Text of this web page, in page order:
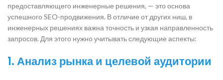
предоставляющего инженерные решения, — это основа
успешного SEO-продвижения. В отличие от других ниш, в
инженерных решениях важна точность и узкая направленность
запросов. Для этого нужно учитывать следующие аспекты:
1.Анализ рынка и целевой аудитории